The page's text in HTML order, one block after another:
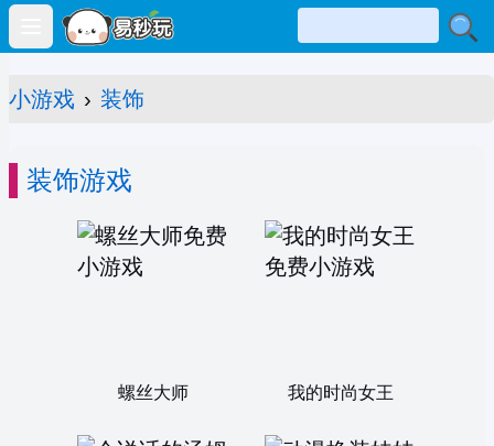
Open main menu
小游戏 › 装饰
装饰游戏
螺丝大师 我的时尚女王